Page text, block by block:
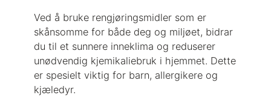
Ved å bruke rengjøringsmidler som er
skånsomme for både deg og miljøet, bidrar
du til et sunnere inneklima og reduserer
unødvendig kjemikaliebruk i hjemmet. Dette
er spesielt viktig for barn, allergikere og
kjæledyr.